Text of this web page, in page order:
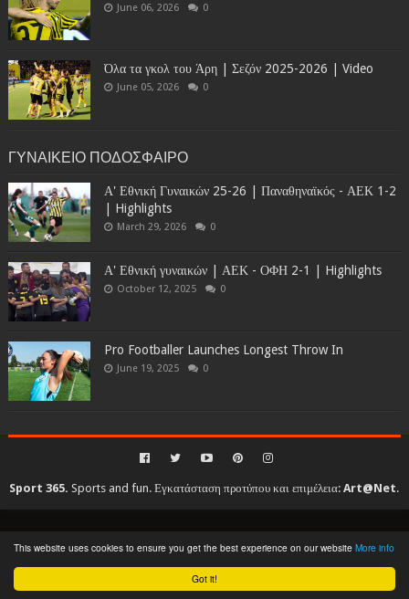
Got it!
This website uses cookies to ensure you get the best experience on our website More info
June 06, 2026 0
Όλα τα γκολ του Άρη | Σεζόν 2025-2026 | Video
June 05, 2026 0
ΓΥΝΑΙΚΕΙΟ ΠΟΔΟΣΦΑΙΡΟ
Α' Εθνική Γυναικών 25-26 | Παναθηναϊκός - ΑΕΚ 1-2
| Highlights
March 29, 2026 0
Α' Εθνική γυναικών | ΑΕΚ - ΟΦΗ 2-1 | Highlights
October 12, 2025 0
Pro Footballer Launches Longest Throw In
June 19, 2025 0
Sport 365. Sports and fun. Εγκατάσταση προτύπου και επιμέλεια:Art@Net.